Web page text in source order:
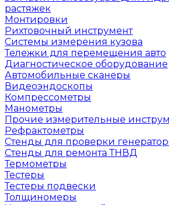
растяжек
Монтировки
Рихтовочный инструмент
Системы измерения кузова
Тележки для перемещения авто
Диагностическое оборудование
Автомобильные сканеры
Видеоэндоскопы
Компрессометры
Манометры
Прочие измерительные
Рефрактометры
Стенды для проверки
Стенды для ремонта ТНВД
Термометры
Тестеры
Тестеры подвески
Толщиномеры